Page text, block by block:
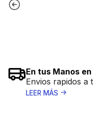
En tus Manos
Envios rapidos a
LEER MÁS